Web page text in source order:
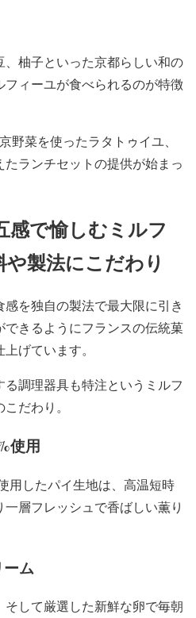
、柚子といった京都らしい和の
ィーユが食べられるのが特徴
野菜を使ったラタトゥイユ、
ランチセットの提供が始まっ
感で愉しむミルフ
製法にこだわり
を独自の製法で最大限に引き
きるようにフランスの伝統菓
げています。
調理器具も特注というミルフ
だわり。
使用
用したパイ生地は、高温短時
層フレッシュで香ばしい薫り
ム
して厳選した新鮮な卵で毎朝